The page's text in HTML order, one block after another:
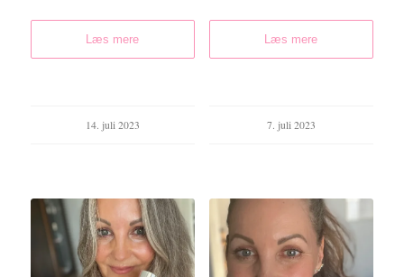
Læs mere
14. juli 2023
Læs mere
7. juli 2023